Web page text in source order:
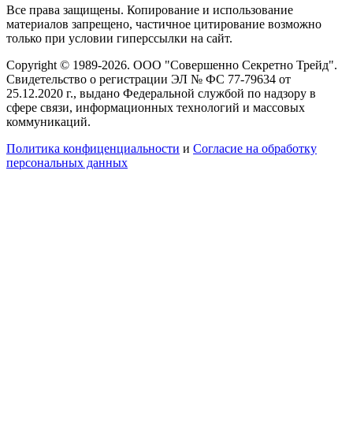
Все права защищены. Копирование и использование
материалов запрещено, частичное цитирование возможно
только при условии гиперссылки на сайт.
Copyright © 1989-2026. ООО "Совершенно Секретно Трейд".
Свидетельство о регистрации ЭЛ № ФС 77-79634 от
25.12.2020 г., выдано Федеральной службой по надзору в
сфере связи, информационных технологий и массовых
коммуникаций.
Политика конфиценциальности и Согласие на обработку
персональных данных